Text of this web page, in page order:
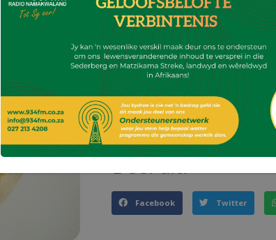
sag is wanneer jy mes indruk,
intussen 1 pakkie bacon
sampioene in en roer 4 E
versigtig, baie warm. Sny
in mooi glas oondbak. Skep
motzerella kaas, gerasper,
sprietui-stingeltjies en
slaai of met braaivleis
Deel dit!
Facebook Twitter